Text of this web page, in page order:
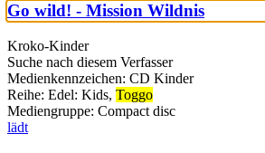
Go wild! - Mission Wildnis
Kroko-Kinder
Suche nach diesem Verfasser
Medienkennzeichen: CD Kinder
Reihe: Edel: Kids, Toggo
Mediengruppe: Compact disc
lädt